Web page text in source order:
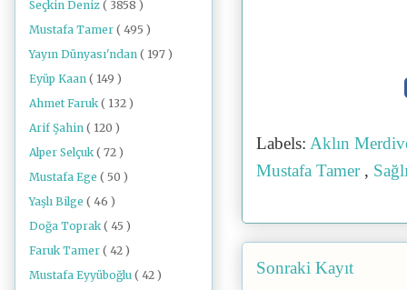
Labels: Aklın
Mustafa Tamer ,
Sonraki Kayıt
Seçkin Deniz ( 3858 )
Mustafa Tamer ( 495 )
Yayın Dünyası'ndan ( 197 )
Eyüp Kaan ( 149 )
Ahmet Faruk ( 132 )
Arif Şahin ( 120 )
Alper Selçuk ( 72 )
Mustafa Ege ( 50 )
Yaşlı Bilge ( 46 )
Doğa Toprak ( 45 )
Faruk Tamer ( 42 )
Mustafa Eyyüboğlu ( 42 )